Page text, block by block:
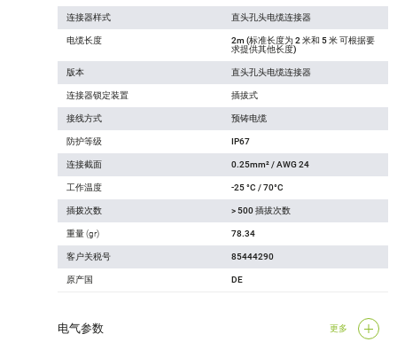
连接器样式 直头孔头电缆连接器
电缆长度
2m (标准长度为 2 米和 5 米 可根据要
求提供其他长度)
版本 直头孔头电缆连接器
连接器锁定装置 插拔式
接线方式 预铸电缆
防护等级 IP67
连接截面 0.25mm² / AWG 24
工作温度 -25 °C / 70°C
插拨次数 > 500 插拔次数
重量 (gr) 78.34
客户关税号 85444290
原产国 DE
电气参数 更多